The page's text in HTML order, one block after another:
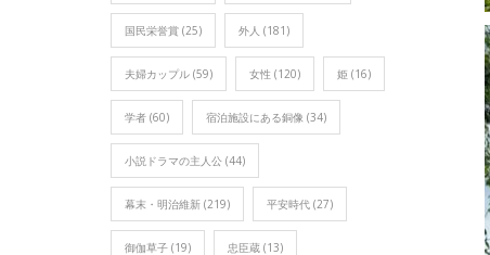
国民栄誉賞 (25) 外人 (181)
夫婦カップル (59) 女性 (120) 姫 (16)
学者 (60) 宿泊施設にある銅像 (34)
小説ドラマの主人公 (44)
幕末・明治維新 (219) 平安時代 (27)
御伽草子 (19) 忠臣蔵 (13)